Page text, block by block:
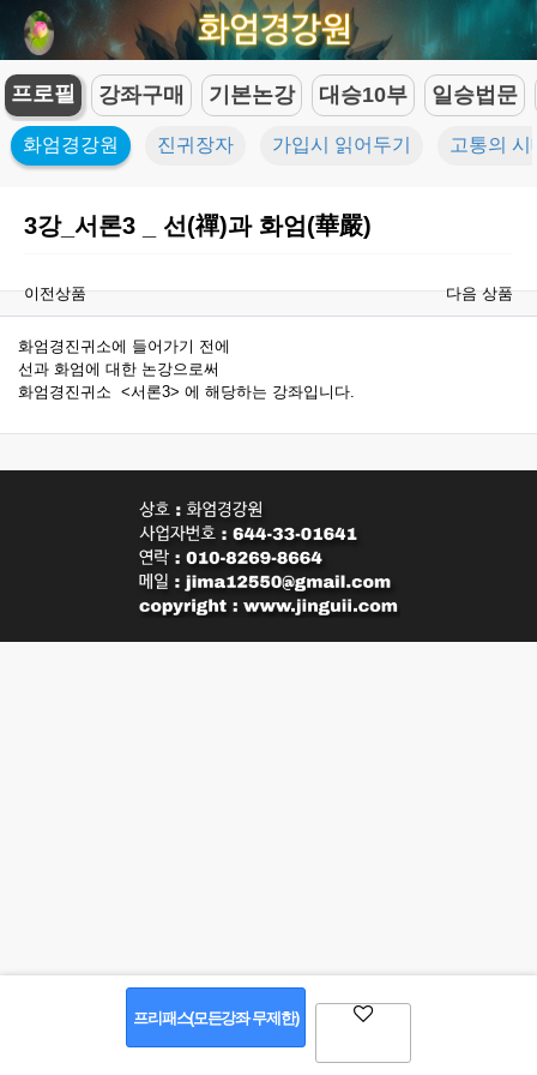
프로필 강좌구매 기본논강 대승10부 일승법문
화엄경강원 진귀장자 가입시 읽어두기 고통의 시
3강_서론3 _ 선(禪)과 화엄(華嚴)
이전상품 다음 상품
화엄경진귀소에 들어가기 전에
선과 화엄에 대한 논강으로써
화엄경진귀소 <서론3> 에 해당하는 강좌입니다.